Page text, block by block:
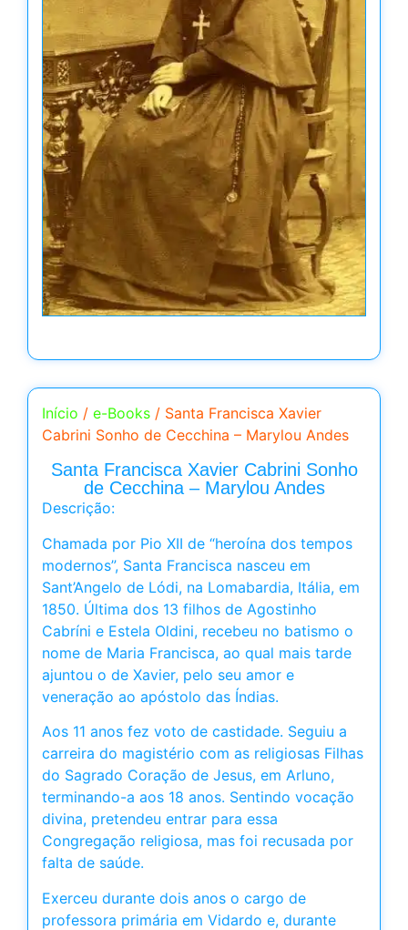
Início / e-Books / Santa Francisca Xavier
Cabrini Sonho de Cecchina – Marylou Andes
Santa Francisca Xavier Cabrini Sonho
de Cecchina – Marylou Andes
Descrição:
Chamada por Pio XII de “heroína dos tempos
modernos”, Santa Francisca nasceu em
Sant’Angelo de Lódi, na Lomabardia, Itália, em
1850. Última dos 13 filhos de Agostinho
Cabríni e Estela Oldini, recebeu no batismo o
nome de Maria Francisca, ao qual mais tarde
ajuntou o de Xavier, pelo seu amor e
veneração ao apóstolo das Índias.
Aos 11 anos fez voto de castidade. Seguiu a
carreira do magistério com as religiosas Filhas
do Sagrado Coração de Jesus, em Arluno,
terminando-a aos 18 anos. Sentindo vocação
divina, pretendeu entrar para essa
Congregação religiosa, mas foi recusada por
falta de saúde.
Exerceu durante dois anos o cargo de
professora primária em Vidardo e, durante